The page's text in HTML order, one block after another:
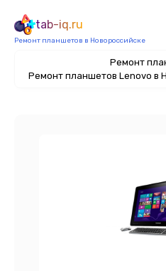
tab-iq.ru
Ремонт планшетов в Новороссийске
Ремонт
Ремонт планшетов Lenovo в